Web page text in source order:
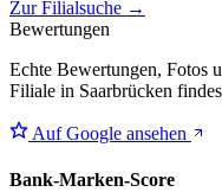
Zur Filialsuche →
Bewertungen
Echte Bewertungen, Fotos
Filiale in Saarbrücken
Auf Google ansehen
Bank-Marken-Score